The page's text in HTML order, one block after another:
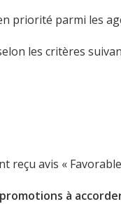
priorité parmi les
les critères
reçu avis «
à